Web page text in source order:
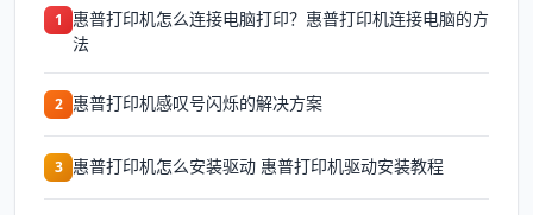
1
惠普打印机怎么连接电脑打印？惠普打印机连接电脑的方
法
2 惠普打印机感叹号闪烁的解决方案
3 惠普打印机怎么安装驱动 惠普打印机驱动安装教程